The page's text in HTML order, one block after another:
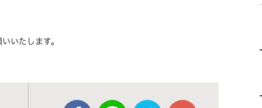
いたします。